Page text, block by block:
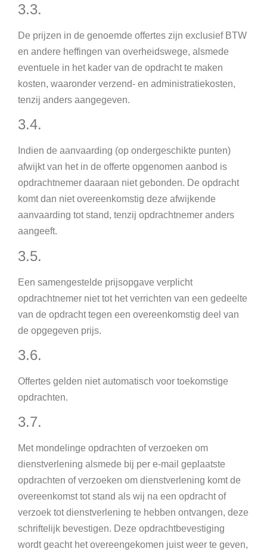
3.3.
De prijzen in de genoemde offertes zijn exclusief BTW
en andere heffingen van overheidswege, alsmede
eventuele in het kader van de opdracht te maken
kosten, waaronder verzend- en administratiekosten,
tenzij anders aangegeven.
3.4.
Indien de aanvaarding (op ondergeschikte punten)
afwijkt van het in de offerte opgenomen aanbod is
opdrachtnemer daaraan niet gebonden. De opdracht
komt dan niet overeenkomstig deze afwijkende
aanvaarding tot stand, tenzij opdrachtnemer anders
aangeeft.
3.5.
Een samengestelde prijsopgave verplicht
opdrachtnemer niet tot het verrichten van een gedeelte
van de opdracht tegen een overeenkomstig deel van
de opgegeven prijs.
3.6.
Offertes gelden niet automatisch voor toekomstige
opdrachten.
3.7.
Met mondelinge opdrachten of verzoeken om
dienstverlening alsmede bij per e-mail geplaatste
opdrachten of verzoeken om dienstverlening komt de
overeenkomst tot stand als wij na een opdracht of
verzoek tot dienstverlening te hebben ontvangen, deze
schriftelijk bevestigen. Deze opdrachtbevestiging
wordt geacht het overeengekomen juist weer te geven,